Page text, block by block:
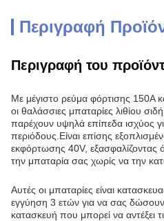
Περιγραφή
Περιγραφή του
Με μέγιστο ρεύμα φόρτισης 150A
οι θαλάσσιες μπαταρίες λιθίου
παρέχουν υψηλά επίπεδα ισχύος
περιόδους.Είναι επίσης
εκφόρτωσης 40V, εξασφαλίζοντας
την μπαταρία σας χωρίς να την
Αυτές οι μπαταρίες είναι
εγγύηση 3 ετών για να σας δώσουν
κατασκευή που μπορεί να αντέξει